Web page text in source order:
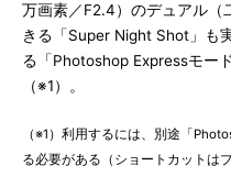
万画素／F2.4）のデュアル（
きる「Super Night Shot」も
る「Photoshop Expressモー
（※1）。
（※1）利用するには、別途「
る必要がある（ショートカットは